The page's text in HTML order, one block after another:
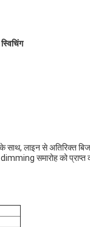
लाइन से अतिरिक्त
समारोह को